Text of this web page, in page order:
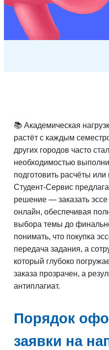
📚 Академическая
растёт с каждым
других городов часто
необходимостью
подготовить расчёты или
Студент-Сервис
решение — заказать
онлайн, обеспечивая
выбора темы до
понимать, что покупка
передача задания, а
который глубоко
заказа прозрачен, а
антиплагиат.
Порядок
заявки на